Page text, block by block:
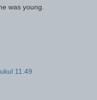
was young.
11.49